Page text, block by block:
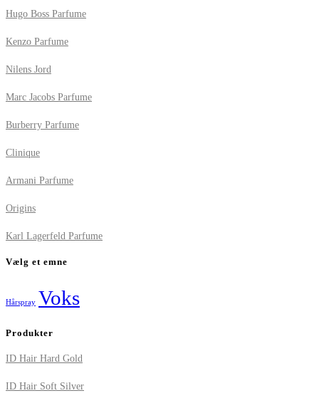
Hugo Boss Parfume
Kenzo Parfume
Nilens Jord
Marc Jacobs Parfume
Burberry Parfume
Clinique
Armani Parfume
Origins
Karl Lagerfeld Parfume
Vælg et emne
Hårspray Voks
Produkter
ID Hair Hard Gold
ID Hair Soft Silver